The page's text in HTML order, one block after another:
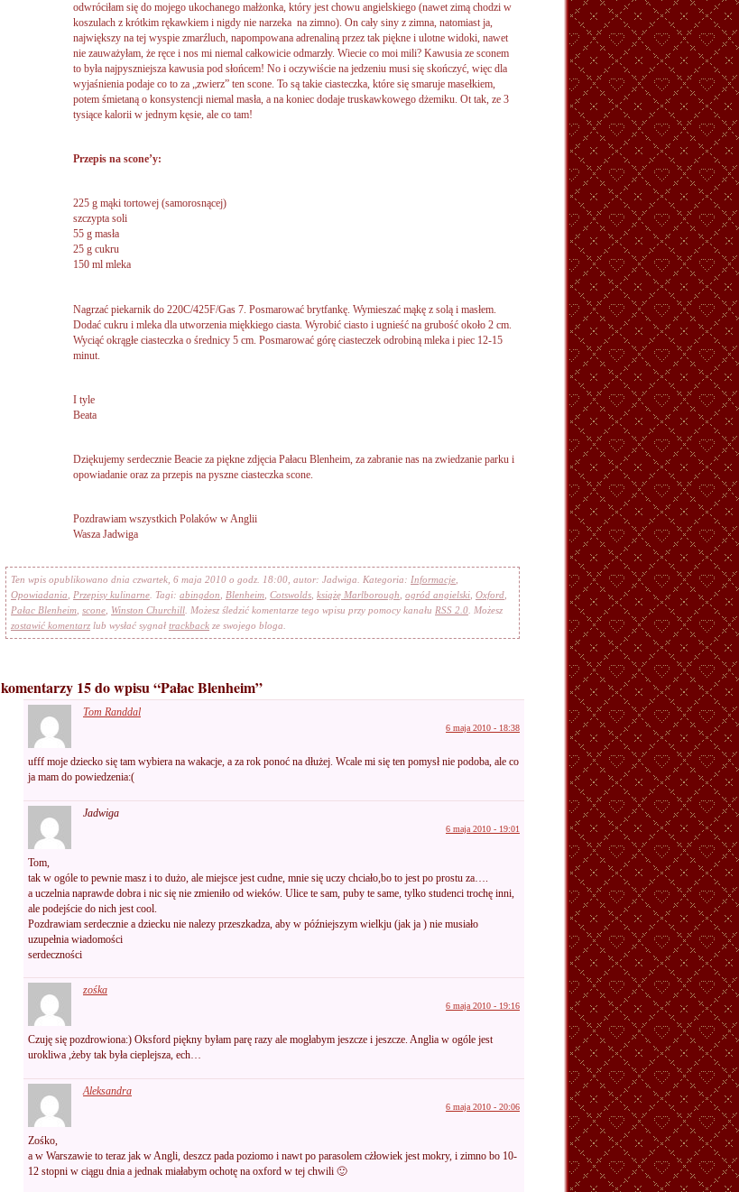
odwróciłam się do mojego ukochanego małżonka, który jest chowu angielskiego (nawet zimą chodzi w
koszulach z krótkim rękawkiem i nigdy nie narzeka na zimno). On cały siny z zimna, natomiast ja,
największy na tej wyspie zmarźluch, napompowana adrenaliną przez tak piękne i ulotne widoki, nawet
nie zauważyłam, że ręce i nos mi niemal całkowicie odmarzły. Wiecie co moi mili? Kawusia ze sconem
to była najpyszniejsza kawusia pod słońcem! No i oczywiście na jedzeniu musi się skończyć, więc dla
wyjaśnienia podaje co to za „zwierz” ten scone. To są takie ciasteczka, które się smaruje masełkiem,
potem śmietaną o konsystencji niemal masła, a na koniec dodaje truskawkowego dżemiku. Ot tak, ze 3
tysiące kalorii w jednym kęsie, ale co tam!
Przepis na scone’y:
225 g mąki tortowej (samorosnącej)
szczypta soli
55 g masła
25 g cukru
150 ml mleka
Nagrzać piekarnik do 220C/425F/Gas 7. Posmarować brytfankę. Wymieszać mąkę z solą i masłem.
Dodać cukru i mleka dla utworzenia miękkiego ciasta. Wyrobić ciasto i ugnieść na grubość około 2 cm.
Wyciąć okrągłe ciasteczka o średnicy 5 cm. Posmarować górę ciasteczek odrobiną mleka i piec 12-15
minut.
I tyle
Beata
Dziękujemy serdecznie Beacie za piękne zdjęcia Pałacu Blenheim, za zabranie nas na zwiedzanie parku i
opowiadanie oraz za przepis na pyszne ciasteczka scone.
Pozdrawiam wszystkich Polaków w Anglii
Wasza Jadwiga
Ten wpis opublikowano dnia czwartek, 6 maja 2010 o godz. 18:00, autor: Jadwiga. Kategoria: Informacje
Opowiadania
Przepisy kulinarne . Tagi: abingdon Blenheim Cotswolds książę Marlborough ogród angielski Oxford
Pałac Blenheim scone Winston Churchill . Możesz śledzić komentarze tego wpisu przy pomocy kanału RSS 2.0 . Możesz
zostawić komentarz lub wysłać sygnał trackback ze swojego bloga.
komentarzy 15 do wpisu “Pałac Blenheim”
Tom Randdal
6 maja 2010 - 18:38
ufff moje dziecko się tam wybiera na wakacje, a za rok ponoć na dłużej. Wcale mi się ten pomysł nie podoba, ale co
ja mam do powiedzenia:(
Jadwiga
6 maja 2010 - 19:01
Tom,
tak w ogóle to pewnie masz i to dużo, ale miejsce jest cudne, mnie się uczy chciało,bo to jest po prostu za….
a uczelnia naprawde dobra i nic się nie zmieniło od wieków. Ulice te sam, puby te same, tylko studenci trochę inni,
ale podejście do nich jest cool.
Pozdrawiam serdecznie a dziecku nie nalezy przeszkadza, aby w późniejszym wielkju (jak ja ) nie musiało
uzupełnia wiadomości
serdeczności
zośka
6 maja 2010 - 19:16
Czuję się pozdrowiona:) Oksford piękny byłam parę razy ale mogłabym jeszcze i jeszcze. Anglia w ogóle jest
urokliwa ,żeby tak była cieplejsza, ech…
Aleksandra
6 maja 2010 - 20:06
Zośko,
a w Warszawie to teraz jak w Angli, deszcz pada poziomo i nawt po parasolem cżłowiek jest mokry, i zimno bo 10-
12 stopni w ciągu dnia a jednak miałabym ochotę na oxford w tej chwili 🙂